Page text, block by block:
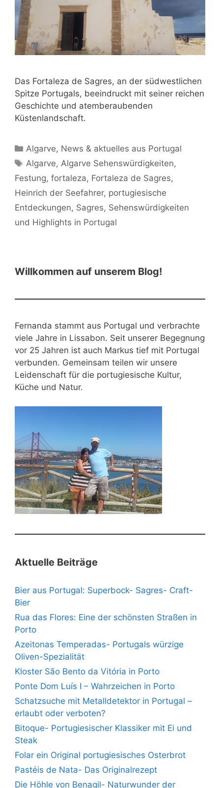
Das Fortaleza de Sagres, an der südwestlichen
Spitze Portugals, beeindruckt mit seiner reichen
Geschichte und atemberaubenden
Küstenlandschaft.
Kategorien
Algarve, News & aktuelles aus Portugal
Schlagwörter
Algarve,Algarve Sehenswürdigkeiten,
Festung, fortaleza, Fortaleza de Sagres,
Heinrich der Seefahrer, portugiesische
Entdeckungen, Sagres, Sehenswürdigkeiten
und Highlights in Portugal
Willkommen auf unserem Blog!
Fernanda stammt aus Portugal und verbrachte
viele Jahre in Lissabon. Seit unserer Begegnung
vor 25 Jahren ist auch Markus tief mit Portugal
verbunden. Gemeinsam teilen wir unsere
Leidenschaft für die portugiesische Kultur,
Küche und Natur.
Aktuelle Beiträge
Bier aus Portugal: Superbock- Sagres- Craft-
Bier
Rua das Flores: Eine der schönsten Straßen in
Porto
Azeitonas Temperadas- Portugals würzige
Oliven-Spezialität
Kloster São Bento da Vitória in Porto
Ponte Dom Luís I – Wahrzeichen in Porto
Schatzsuche mit Metalldetektor in Portugal –
erlaubt oder verboten?
Bitoque- Portugiesischer Klassiker mit Ei und
Steak
Folar ein Original portugiesisches Osterbrot
Pastéis de Nata- Das Originalrezept
Die Höhle von Benagil- Naturwunder der